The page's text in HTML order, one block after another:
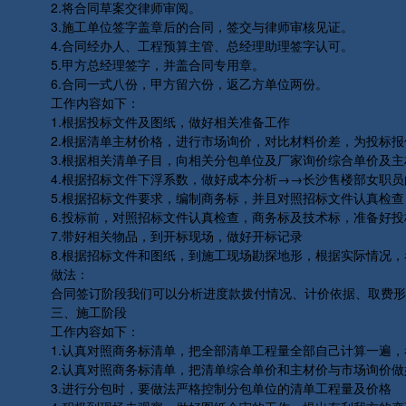
2.将合同草案交律师审阅。
3.施工单位签字盖章后的合同，签交与律师审核见证。
4.合同经办人、工程预算主管、总经理助理签字认可。
5.甲方总经理签字，并盖合同专用章。
6.合同一式八份，甲方留六份，返乙方单位两份。
工作内容如下：
1.根据投标文件及图纸，做好相关准备工作
2.根据清单主材价格，进行市场询价，对比材料价差，为投标
3.根据相关清单子目，向相关分包单位及厂家询价综合单价及
4.根据招标文件下浮系数，做好成本分析→→长沙售楼部女职员
5.根据招标文件要求，编制商务标，并且对照招标文件认真检查
6.投标前，对照招标文件认真检查，商务标及技术标，准备好
7.带好相关物品，到开标现场，做好开标记录
8.根据招标文件和图纸，到施工现场勘探地形，根据实际情况，
做法：
合同签订阶段我们可以分析进度款拨付情况、计价依据、取费
三、施工阶段
工作内容如下：
1.认真对照商务标清单，把全部清单工程量全部自己计算一遍，
2.认真对照商务标清单，把清单综合单价和主材价与市场询价做
3.进行分包时，要做法严格控制分包单位的清单工程量及价格